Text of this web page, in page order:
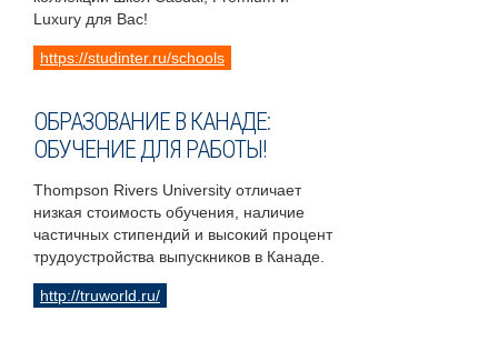
Luxury для Вас!
https://studinter.ru/schools
ОБРАЗОВАНИЕ В КАНАДЕ:
ОБУЧЕНИЕ ДЛЯ РАБОТЫ!
Thompson Rivers University отличает
низкая стоимость обучения, наличие
частичных стипендий и высокий процент
трудоустройства выпускников в Канаде.
http://truworld.ru/